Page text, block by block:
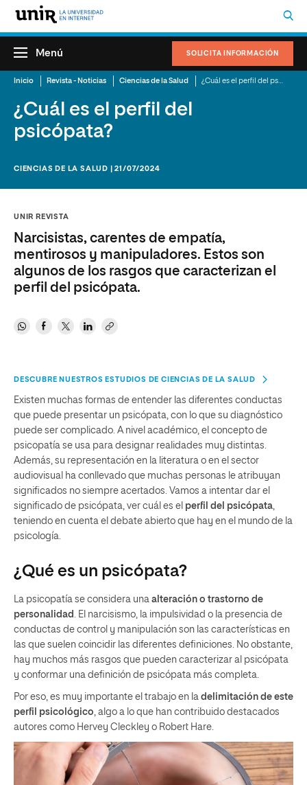
SOLICITA INFORMACIÓN
Menú
Inicio Revista - Noticias Ciencias de la Salud
¿Cuál es el perfil del
psicópata?
CIENCIAS DE LA SALUD | 21/07/2024
UNIR REVISTA
Narcisistas, carentes de empatía,
mentirosos y manipuladores. Estos son
algunos de los rasgos que caracterizan el
perfil del psicópata.
DESCUBRE NUESTROS ESTUDIOS DE CIENCIAS DE LA SALUD
Existen muchas formas de entender las diferentes conductas
que puede presentar un psicópata, con lo que su diagnóstico
puede ser complicado. A nivel académico, el concepto de
psicopatía se usa para designar realidades muy distintas.
Además, su representación en la literatura o en el sector
audiovisual ha conllevado que muchas personas le atribuyan
significados no siempre acertados. Vamos a intentar dar el
significado de psicópata, ver cuál es el perfil del psicópata,
teniendo en cuenta el debate abierto que hay en el mundo de la
psicología.
¿Qué es un psicópata?
La psicopatía se considera una alteración o trastorno de
personalidad . El narcisismo, la impulsividad o la presencia de
conductas de control y manipulación son las características en
las que suelen coincidir las diferentes definiciones. No obstante,
hay muchos más rasgos que pueden caracterizar al psicópata
y conformar una definición de psicópata más completa.
Por eso, es muy importante el trabajo en la delimitación de este
perfil psicológico, algo a lo que han contribuido destacados
autores como Hervey Cleckley o Robert Hare.